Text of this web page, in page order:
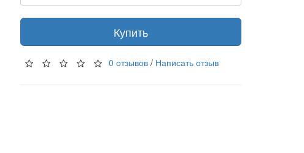
Купить
0 отзывов / Написать отзыв